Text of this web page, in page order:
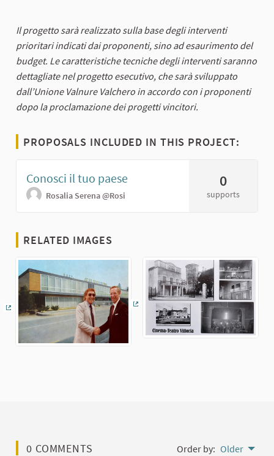
Il progetto sarà realizzato sulla base degli interventi
prioritari indicati dai proponenti, sino ad esaurimento del
budget. Le caratteristiche tecniche degli interventi saranno
dettagliate nel progetto esecutivo, che sarà sviluppato
dall’Unione Valnure Valchero in accordo con i proponenti
dopo la proclamazione dei progetti vincitori.
PROPOSALS INCLUDED IN THIS PROJECT:
Conosci il tuo paese
Rosalia Serena@Rosi
0
supports
RELATED IMAGES
(External link) (External link)
0 COMMENTS Order by: Older